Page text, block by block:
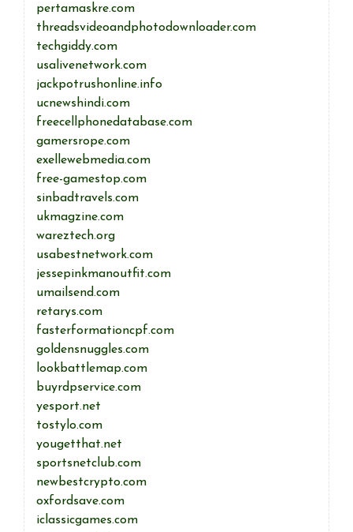
pertamaskre.com
threadsvideoandphotodownloader.com
techgiddy.com
usalivenetwork.com
jackpotrushonline.info
ucnewshindi.com
freecellphonedatabase.com
gamersrope.com
exellewebmedia.com
free-gamestop.com
sinbadtravels.com
ukmagzine.com
wareztech.org
usabestnetwork.com
jessepinkmanoutfit.com
umailsend.com
retarys.com
fasterformationcpf.com
goldensnuggles.com
lookbattlemap.com
buyrdpservice.com
yesport.net
tostylo.com
yougetthat.net
sportsnetclub.com
newbestcrypto.com
oxfordsave.com
iclassicgames.com